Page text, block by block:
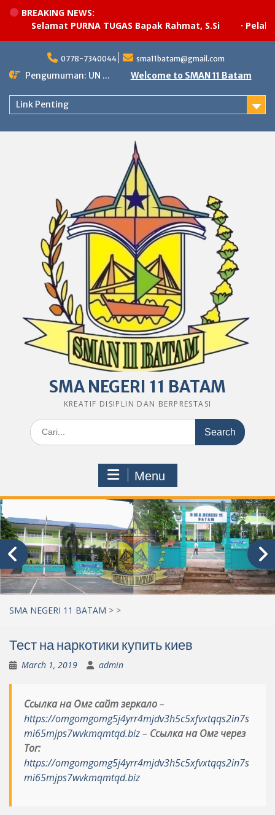
BREAKING NEWS:
Selamat PURNA TUGAS Bapak Rahmat, S.Si
content
0778-7340044 sma11batam@gmail.com
Pengumuman: UN ... Welcome to SMAN 11 Batam
Link Penting
SMA NEGERI 11 BATAM
KREATIF DISIPLIN DAN BERPRESTASI
Search
for:
Menu
SMA NEGERI 11 BATAM > >
Тест на наркотики купить киев
March 1, 2019 admin
Ссылка на Омг сайт зеркало–
https://omgomgomg5j4yrr4mjdv3h5c5xfvxtqqs2in7s
mi65mjps7wvkmqmtqd.biz– Ссылка на Омг через
Tor:
https://omgomgomg5j4yrr4mjdv3h5c5xfvxtqqs2in7s
mi65mjps7wvkmqmtqd.biz